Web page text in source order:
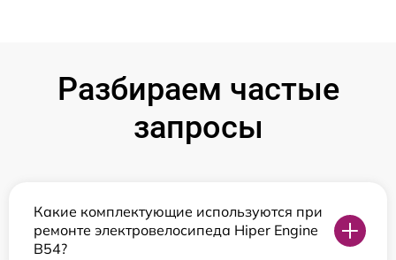
Разбираем частые
запросы
Какие комплектующие используются при
ремонте электровелосипеда Hiper Engine
B54?